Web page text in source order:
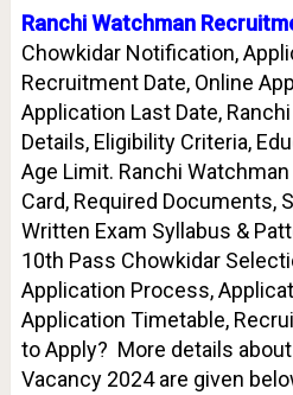
Ranchi Watchman
Chowkidar Notification,
Recruitment Date, Online
Application Last Date,
Details, Eligibility Criteria,
Age Limit. Ranchi
Card, Required Documents,
Written Exam Syllabus &
10th Pass Chowkidar
Application Process,
Application Timetable,
to Apply? More details
Vacancy 2024 are given